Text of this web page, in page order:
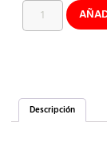
Descripción